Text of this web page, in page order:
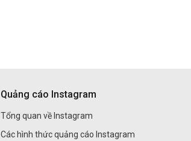
Quảng cáo Instagram
Tổng quan về Instagram
Các hình thức quảng cáo Instagram